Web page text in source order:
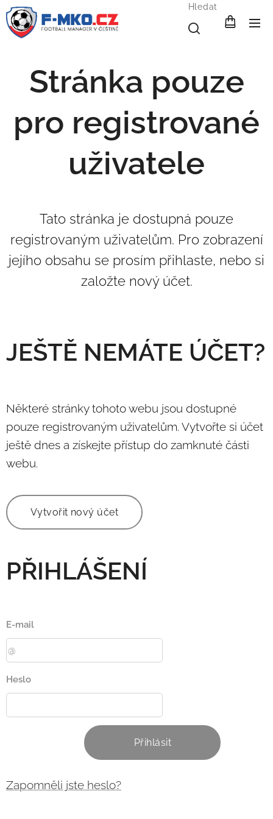
Hledat
Stránka pouze
pro registrované
uživatele
Tato stránka je dostupná pouze
registrovaným uživatelům. Pro zobrazení
jejího obsahu se prosím přihlaste, nebo si
založte nový účet.
JEŠTĚ NEMÁTE ÚČET?
Některé stránky tohoto webu jsou dostupné
pouze registrovaným uživatelům. Vytvořte si účet
ještě dnes a získejte přístup do zamknuté části
webu.
Vytvořit nový účet
PŘIHLÁŠENÍ
E-mail
Heslo
Přihlásit
Zapomněli jste heslo?